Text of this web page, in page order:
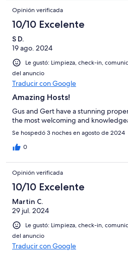
Opinión verificada
10/10 Excelente
S D.
19 ago. 2024
Le gustó: Limpieza, check-in,
del anuncio
Traducir con Google
Amazing Hosts!
Gus and Gert have a stunning
the most welcoming and
Se hospedó 3 noches en agosto de 2024
0
Opinión verificada
10/10 Excelente
Martin C.
29 jul. 2024
Le gustó: Limpieza, check-in,
del anuncio
Traducir con Google